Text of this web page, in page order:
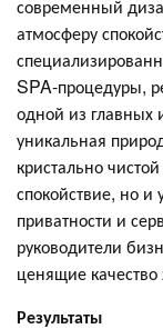
современный
атмосферу
SPA-процедуры,
одной из главных
уникальная
кристально
спокойствие, но и
приватности и
руководители
ценящие
Результаты